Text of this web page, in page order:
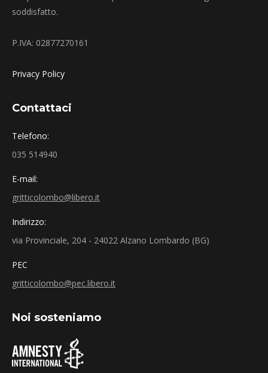
soddisfatto.
P.IVA: 02877270161
Privacy Policy
Contattaci
Telefono:
035 514940
E-mail:
gritticolombo@libero.it
Indirizzo:
via Provinciale, 204 - 24022 Alzano Lombardo (BG)
PEC
gritticolombo@pec.libero.it
Noi sosteniamo